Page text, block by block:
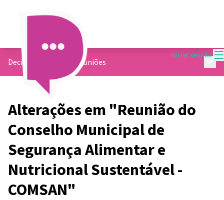
Iniciar sessão
Decide Contagem Reuniões
Alterações em "Reunião do
Conselho Municipal de
Segurança Alimentar e
Nutricional Sustentável -
COMSAN"